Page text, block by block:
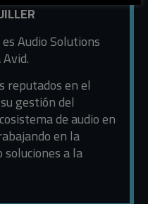
Audio Solutions
reputados en el
gestión del
de audio en
en la
a la